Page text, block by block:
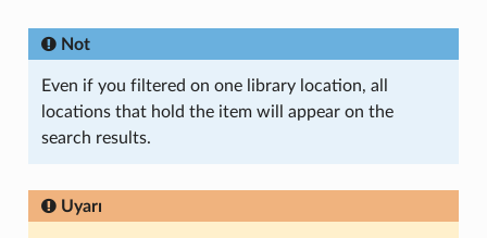
Not
Even if you filtered on one library location, all
locations that hold the item will appear on the
search results.
Uyarı